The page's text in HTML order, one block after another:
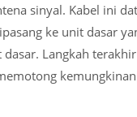
sinyal. Kabel ini
ke unit dasar
Langkah